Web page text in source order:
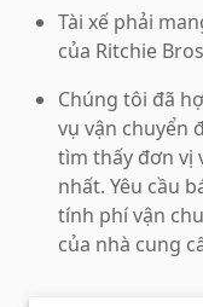
Tài xế phải
của Ritchie
Chúng tôi đã
vụ vận chuyển
tìm thấy đơn vị
nhất. Yêu cầu
tính phí vận
của nhà cung